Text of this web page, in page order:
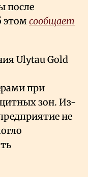
после
этомсообщает
Ulytau Gold
при
зон. Из-
не